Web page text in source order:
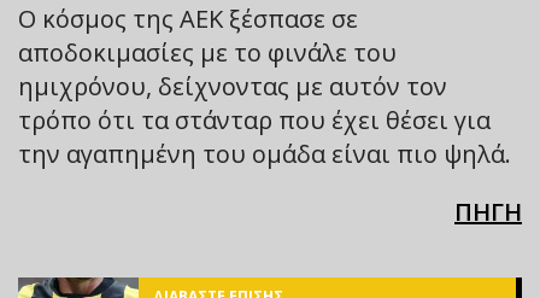
Ο κόσμος της ΑΕΚ ξέσπασε σε
αποδοκιμασίες με το φινάλε του
ημιχρόνου, δείχνοντας με αυτόν τον
τρόπο ότι τα στάνταρ που έχει θέσει για
την αγαπημένη του ομάδα είναι πιο ψηλά.
ΠΗΓΗ